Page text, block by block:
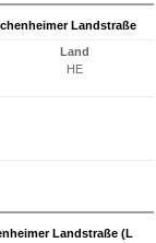
Landstraße
Land
HE
Landstraße (L